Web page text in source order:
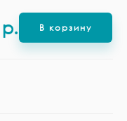
р. В корзину